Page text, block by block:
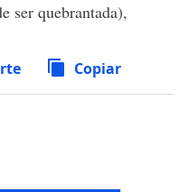
ser quebrantada),
Copiar